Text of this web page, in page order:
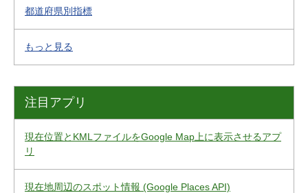
都道府県別指標
もっと見る
注目アプリ
現在位置とKMLファイルをGoogle Map上に表示させるアプ
リ
現在地周辺のスポット情報 (Google Places API)